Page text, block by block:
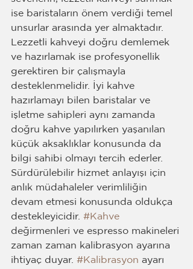
ise baristaların önem verdiği temel
unsurlar arasında yer almaktadır.
Lezzetli kahveyi doğru demlemek
ve hazırlamak ise profesyonellik
gerektiren bir çalışmayla
desteklenmelidir. İyi kahve
hazırlamayı bilen baristalar ve
işletme sahipleri aynı zamanda
doğru kahve yapılırken yaşanılan
küçük aksaklıklar konusunda da
bilgi sahibi olmayı tercih ederler.
Sürdürülebilir hizmet anlayışı için
anlık müdahaleler verimliliğin
devam etmesi konusunda oldukça
destekleyicidir. #Kahve
değirmenleri ve espresso makineleri
zaman zaman kalibrasyon ayarına
ihtiyaç duyar. #Kalibrasyon ayarı